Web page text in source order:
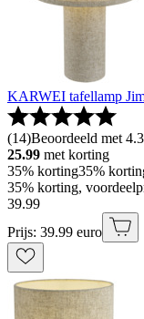
KARWEI tafellamp
(14)Beoordeeld met
25.99 met korting
35% korting35%
35% korting,
39.99
Prijs: 39.99 euro